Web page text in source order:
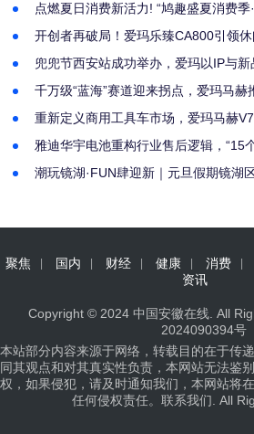
点燃夏日消费新活力! “鸠趣盛夏消费
开创者再破局！爱玛乐臻CA800引领休
兜兜节西安站成功举办，爱玛以IP与新
千万级“蓝海”赛道迎来拐点，爱玛马
重新定义商用工具车市场，爱玛马赫
雅迪华宇电池重构行业售后逻辑，“15
潮玩镜湖·FUN肆迎新｜元旦假期镜湖
聚焦 国内 财经 健康 消费
资讯
Copyright © 2024 中国安徽在线 . All
2024090394号
本站部分内容来源于网络，转载目的在于传
同其观点和对其真实性负责，本网站无法鉴
权，如果侵犯，请及时通知我们，本网站将
任何侵权责任。 联系我们 . All